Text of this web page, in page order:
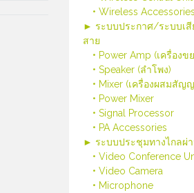
• Wireless Accessories
► ระบบประกาศ/ระบบเสี
สาย
• Power Amp (เครื่องข
• Speaker (ลำโพง)
• Mixer (เครื่องผสมสัญ
• Power Mixer
• Signal Processor
• PA Accessories
► ระบบประชุมทางไกลผ่
• Video Conference
• Video Camera
• Microphone